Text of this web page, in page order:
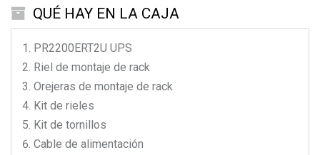
QUÉ HAY EN LA CAJA
PR2200ERT2U UPS
Riel de montaje de rack
Orejeras de montaje de rack
Kit de rieles
Kit de tornillos
Cable de alimentación